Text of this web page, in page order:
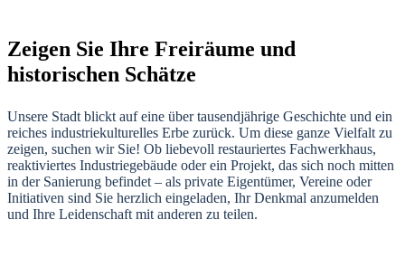
Zeigen Sie Ihre Freiräume und
historischen Schätze
Unsere Stadt blickt auf eine über tausendjährige Geschichte und ein
reiches industriekulturelles Erbe zurück. Um diese ganze Vielfalt zu
zeigen, suchen wir Sie! Ob liebevoll restauriertes Fachwerkhaus,
reaktiviertes Industriegebäude oder ein Projekt, das sich noch mitten
in der Sanierung befindet – als private Eigentümer, Vereine oder
Initiativen sind Sie herzlich eingeladen, Ihr Denkmal anzumelden
und Ihre Leidenschaft mit anderen zu teilen.